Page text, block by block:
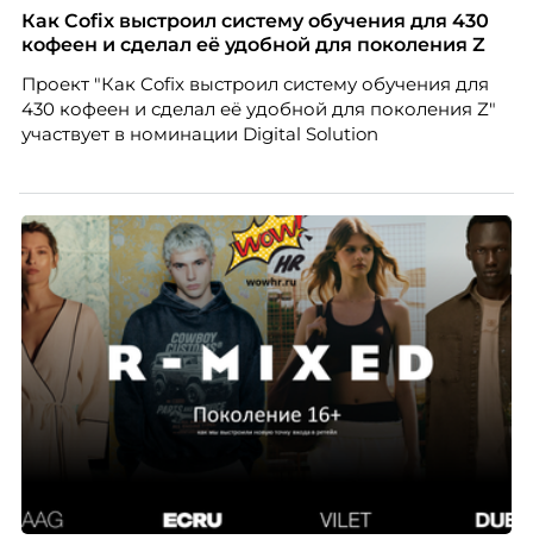
структуры компании. Для сотрудников сокращения
означают потерю стабильности, а для внешнего
рынка становятся сигналом о возможных
проблемах организации. В результате увольнения
нередко превращаются в фактор, который
негативно влияет HR-бренд работодателя.
Как Cofix выстроил систему обучения для 430
кофеен и сделал её удобной для поколения Z
Проект "Как Cofix выстроил систему обучения для
430 кофеен и сделал её удобной для поколения Z"
участвует в номинации Digital Solution